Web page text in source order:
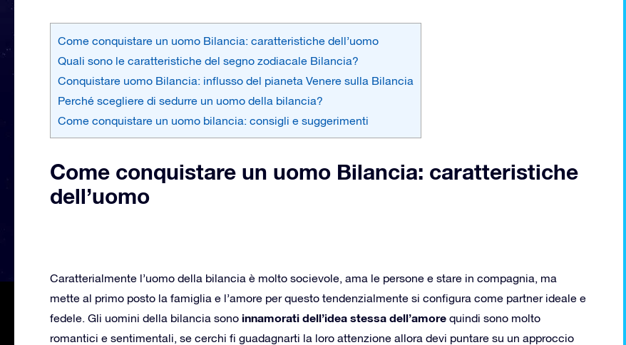
Come conquistare un uomo Bilancia: caratteristiche dell’uomo
Quali sono le caratteristiche del segno zodiacale Bilancia?
Conquistare uomo Bilancia: influsso del pianeta Venere sulla Bilancia
Perché scegliere di sedurre un uomo della bilancia?
Come conquistare un uomo bilancia: consigli e suggerimenti
Come conquistare un uomo Bilancia: caratteristiche
dell’uomo
Caratterialmente l’uomo della bilancia è molto socievole, ama le persone e stare in compagnia, ma
mette al primo posto la famiglia e l’amore per questo tendenzialmente si configura come partner ideale e
fedele. Gli uomini della bilancia sono innamorati dell’idea stessa dell’amore quindi sono molto
romantici e sentimentali, se cerchi fi guadagnarti la loro attenzione allora devi puntare su un approccio